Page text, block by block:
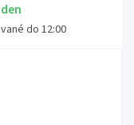
do 12:00